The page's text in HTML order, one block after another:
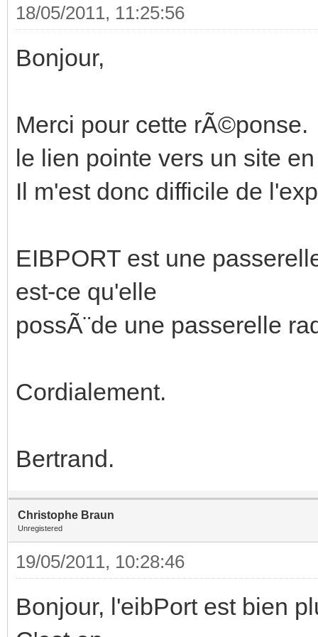
18/05/2011, 11:25:56
Bonjour,
Merci pour cette rÃ©ponse.
le lien pointe vers un site
Il m'est donc difficile de
EIBPORT est une
est-ce qu'elle
possÃ¨de une passerelle
Cordialement.
Bertrand.
Christophe Braun
Unregistered
19/05/2011, 10:28:46
Bonjour, l'eibPort est bien